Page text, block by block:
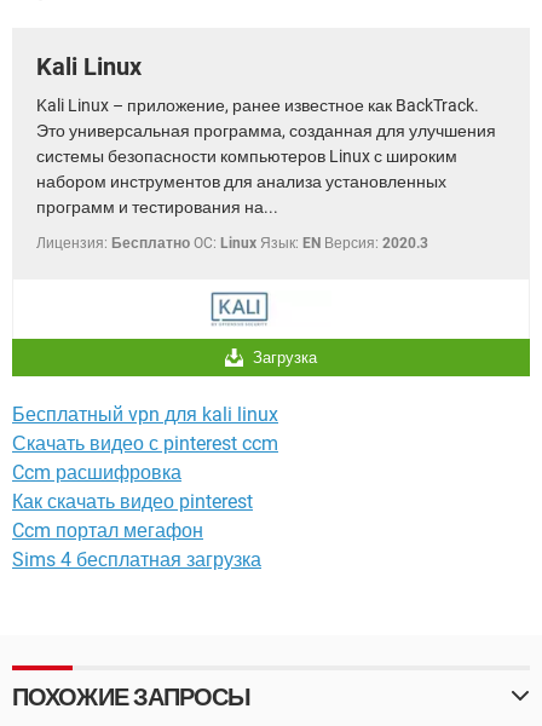
Kali Linux
Kali Linux – приложение, ранее известное как BackTrack.
Это универсальная программа, созданная для улучшения
системы безопасности компьютеров Linux с широким
набором инструментов для анализа установленных
программ и тестирования на...
Лицензия: Бесплатно OC: Linux Язык: EN Версия: 2020.3
Загрузка
Бесплатный vpn для kali linux
Скачать видео с pinterest ccm
Ccm расшифровка
Как скачать видео pinterest
Ccm портал мегафон
Sims 4 бесплатная загрузка
ПОХОЖИЕ ЗАПРОСЫ